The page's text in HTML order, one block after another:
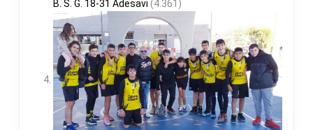
B. S. G. 18-31 Adesavi (4.361)